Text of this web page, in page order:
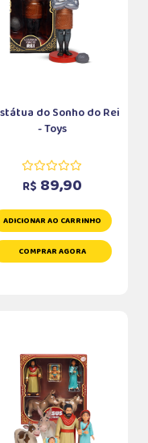
do Sonho do Rei
- Toys
R$ 89,90
ADICIONAR AO CARRINHO
COMPRAR AGORA